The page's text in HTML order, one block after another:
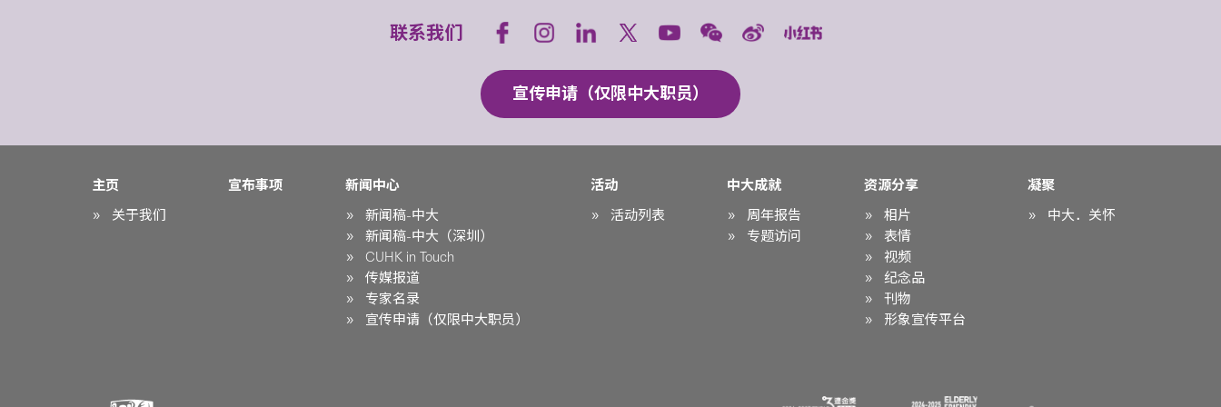
联系我们
宣传申请（仅限中大职员）
主页
关于我们
宣布事项
新闻中心
新闻稿-中大
新闻稿-中大（深圳）
CUHK in Touch
传媒报道
专家名录
宣传申请（仅限中大职员）
活动
活动列表
中大成就
周年报告
专题访问
资源分享
相片
表情
视频
纪念品
刊物
形象宣传平台
凝聚
中大．关怀